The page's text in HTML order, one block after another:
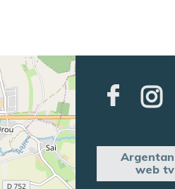
Argentan
web tv